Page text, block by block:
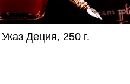
Указ Деция, 250 г.